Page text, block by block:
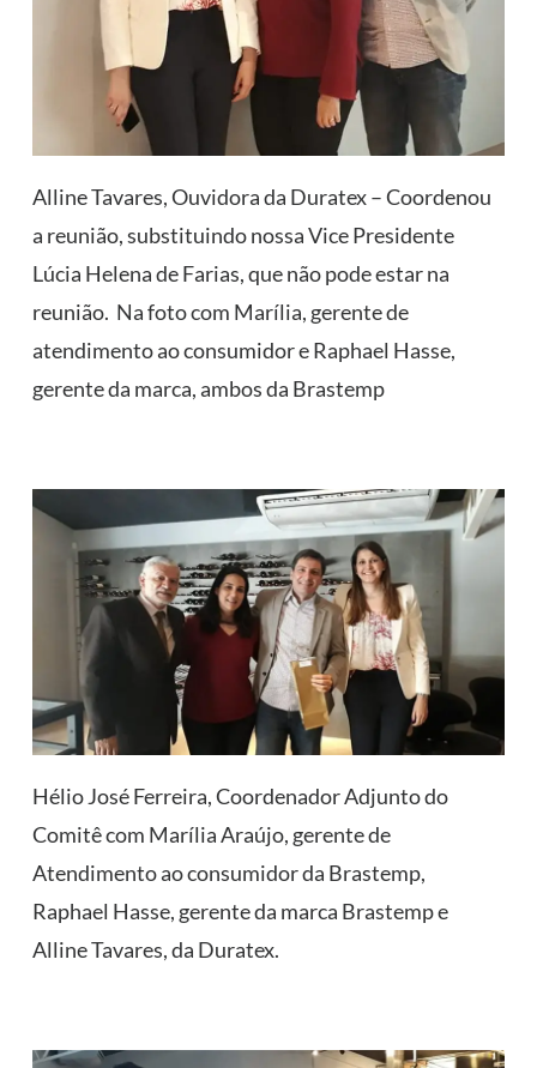
Alline Tavares, Ouvidora da Duratex – Coordenou
a reunião, substituindo nossa Vice Presidente
Lúcia Helena de Farias, que não pode estar na
reunião. Na foto com Marília, gerente de
atendimento ao consumidor e Raphael Hasse,
gerente da marca, ambos da Brastemp
Hélio José Ferreira, Coordenador Adjunto do
Comitê com Marília Araújo, gerente de
Atendimento ao consumidor da Brastemp,
Raphael Hasse, gerente da marca Brastemp e
Alline Tavares, da Duratex.